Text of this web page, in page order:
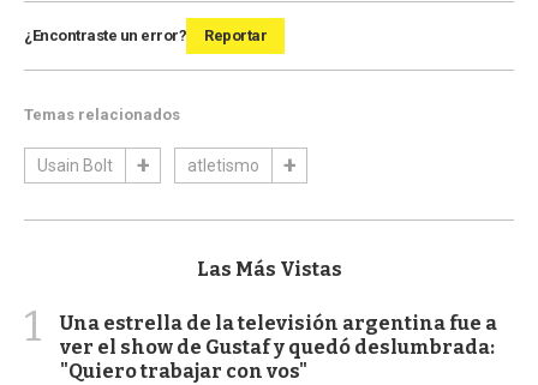
¿Encontraste un error? Reportar
Temas relacionados
Usain Bolt atletismo
Las Más Vistas
1
Una estrella de la televisión argentina fue a
ver el show de Gustaf y quedó deslumbrada:
"Quiero trabajar con vos"